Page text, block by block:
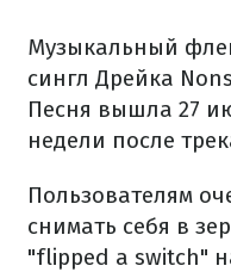
Музыкальный
сингл Дрейка
Песня вышла 27
недели после
Пользователям
снимать себя в
"flipped a switch"